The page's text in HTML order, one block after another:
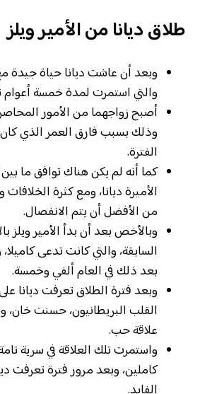
طلاق ديانا من الأمير ويلز
وبعد أن عاشت ديانا حياة جيدة مع
والتي استمرت لمدة خمسة أعوام
أصبح زواجهما من الأمور
وذلك بسبب فارق العمر الذي كان
الفترة.
كما أنه لم يكن هناك توافق ما بين
الأميرة ديانا، ومع كثرة
من الأفضل أن يتم الانفصال.
وبالأخص بعد أن بدأ الأمير ويلز
السابقة، والتي كانت تدعى
بعد ذلك في العام ألفي وخمسة.
وبعد فترة الطلاق تعرفت ديانا
القلب البريطانيون، حسنت خان،
علاقة حب.
واستمرت تلك العلاقة في سرية
كاملين، وبعد مرور فترة تعرفت